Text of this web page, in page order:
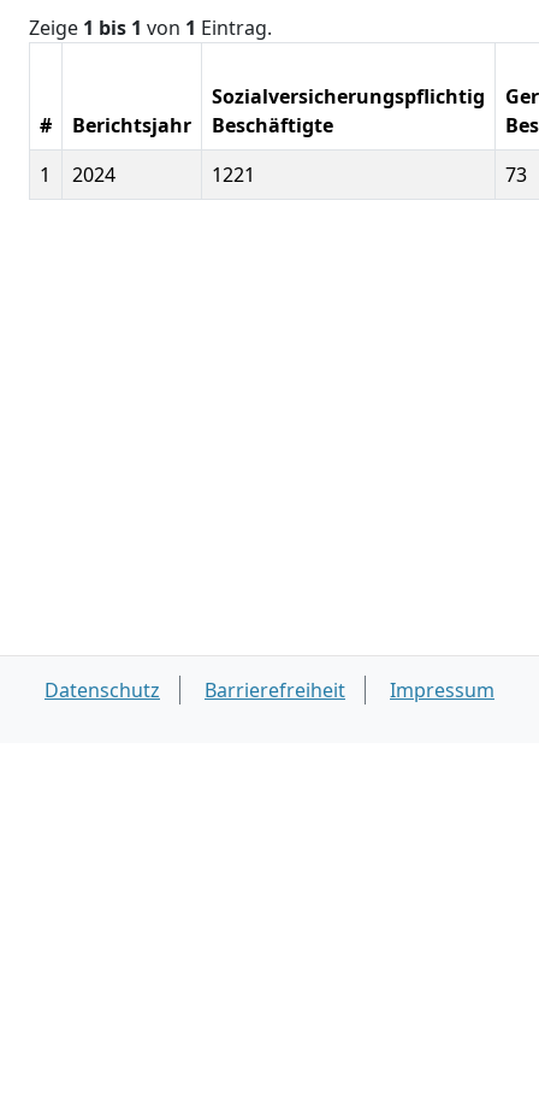
Zeige 1 bis 1 von 1 Eintrag.
# Berichtsjahr
Sozialversicherungspflichtig
Beschäftigte
1
2024 1221 73
Datenschutz Barrierefreiheit Impressum